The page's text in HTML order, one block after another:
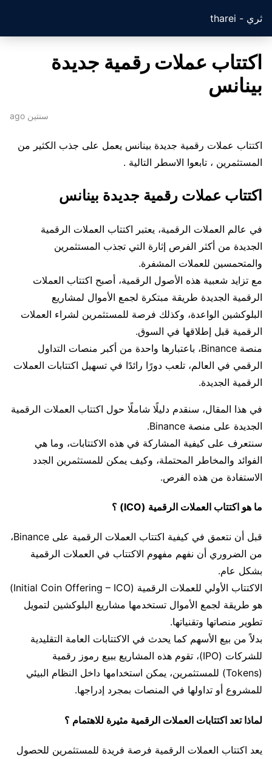
ثري - tharei
اكتتاب عملات رقمية جديدة
بينانس
سنتين ago
اكتتاب عملات رقمية جديدة بينانس يعمل على جذب الكثير من
المستثمرين ، تابعوا الاسطر التالية .
اكتتاب عملات رقمية جديدة بينانس
في عالم العملات الرقمية، يعتبر اكتتاب العملات الرقمية
الجديدة من أكثر الفرص إثارة التي تجذب المستثمرين
والمتحمسين للعملات المشفرة.
مع تزايد شعبية هذه الأصول الرقمية، أصبح اكتتاب العملات
الرقمية الجديدة طريقة مبتكرة لجمع الأموال لمشاريع
البلوكشين الواعدة، وكذلك فرصة للمستثمرين لشراء العملات
الرقمية قبل إطلاقها في السوق.
منصة Binance، باعتبارها واحدة من أكبر منصات التداول
الرقمي في العالم، تلعب دورًا رائدًا في تسهيل اكتتابات العملات
الرقمية الجديدة.
في هذا المقال، سنقدم دليلًا شاملًا حول اكتتاب العملات الرقمية
الجديدة على منصة Binance.
سنتعرف على كيفية المشاركة في هذه الاكتتابات، وما هي
الفوائد والمخاطر المحتملة، وكيف يمكن للمستثمرين الجدد
الاستفادة من هذه الفرص.
ما هو اكتتاب العملات الرقمية (ICO) ؟
قبل أن نتعمق في كيفية اكتتاب العملات الرقمية على Binance،
من الضروري أن نفهم مفهوم الاكتتاب في العملات الرقمية
بشكل عام.
الاكتتاب الأولي للعملات الرقمية (Initial Coin Offering – ICO)
هو طريقة لجمع الأموال تستخدمها مشاريع البلوكشين لتمويل
تطوير منصاتها وتقنياتها.
بدلاً من بيع الأسهم كما يحدث في الاكتتابات العامة التقليدية
للشركات (IPO)، تقوم هذه المشاريع ببيع رموز رقمية
(Tokens) للمستثمرين، يمكن استخدامها داخل النظام البيئي
للمشروع أو تداولها في المنصات بمجرد إدراجها.
لماذا تعد اكتتابات العملات الرقمية مثيرة للاهتمام ؟
يعد اكتتاب العملات الرقمية فرصة فريدة للمستثمرين للحصول